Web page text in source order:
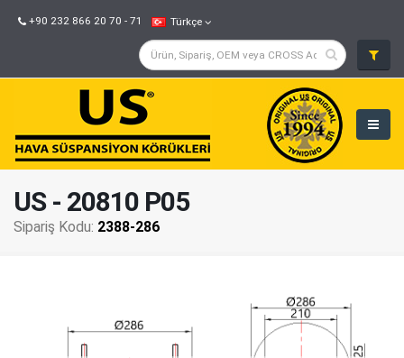
+90 232 866 20 70 - 71 Türkçe
US - 20810 P05
Sipariş Kodu: 2388-286